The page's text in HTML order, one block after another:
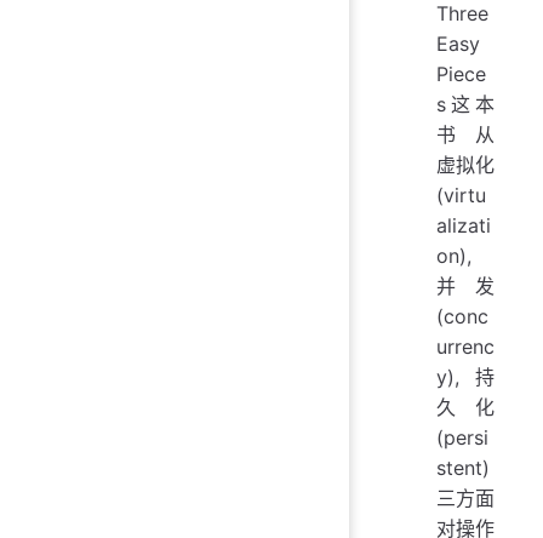
Three
Easy
Piece
s这本
书从
虚拟化
(virtu
alizati
on),
并发
(conc
urrenc
y), 持
久化
(persi
stent)
三方面
对操作